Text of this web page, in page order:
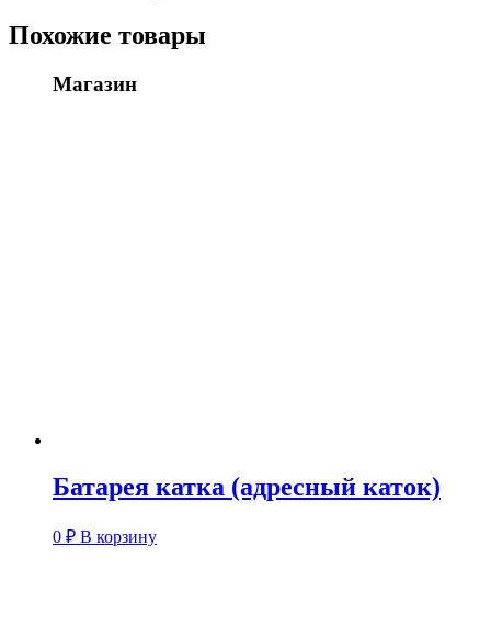
Похожие товары
Магазин
Батарея катка (адресный каток)
0 ₽ В корзину